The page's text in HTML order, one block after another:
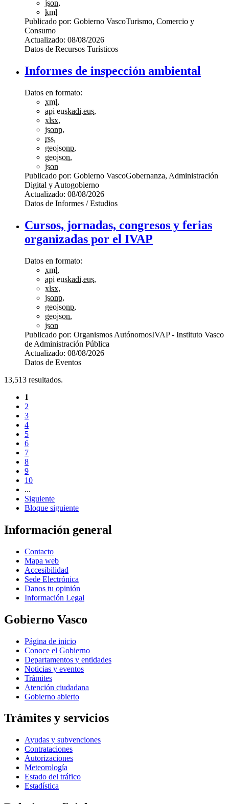
json,
kml
Publicado por: Gobierno VascoTurismo, Comercio y
Consumo
Actualizado: 08/08/2026
Datos de Recursos Turísticos
Informes de inspección ambiental
Datos en formato:
xml,
api euskadi.eus,
xlsx,
jsonp,
rss,
geojsonp,
geojson,
json
Publicado por: Gobierno VascoGobernanza, Administración
Digital y Autogobierno
Actualizado: 08/08/2026
Datos de Informes / Estudios
Cursos, jornadas, congresos y ferias
organizadas por el IVAP
Datos en formato:
xml,
api euskadi.eus,
xlsx,
jsonp,
geojsonp,
geojson,
json
Publicado por: Organismos AutónomosIVAP - Instituto Vasco
de Administración Pública
Actualizado: 08/08/2026
Datos de Eventos
13,513 resultados.
1
2
3
4
5
6
7
8
9
10
...
Siguiente
Bloque siguiente
Información general
Contacto
Mapa web
Accesibilidad
Sede Electrónica
Danos tu opinión
Información Legal
Gobierno Vasco
Página de inicio
Conoce el Gobierno
Departamentos y entidades
Noticias y eventos
Trámites
Atención ciudadana
Gobierno abierto
Trámites y servicios
Ayudas y subvenciones
Contrataciones
Autorizaciones
Meteorología
Estado del tráfico
Estadística